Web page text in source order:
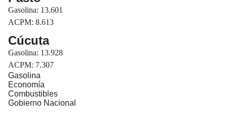
Gasolina: 13.601
ACPM: 8.613
Cúcuta
Gasolina: 13.928
ACPM: 7.307
Gasolina
Economía
Combustibles
Gobierno Nacional